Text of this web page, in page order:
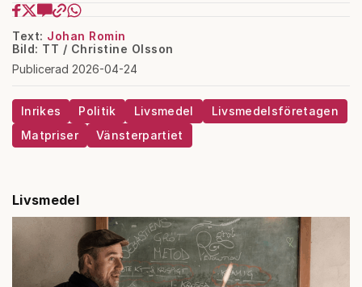
Text: Johan Romin
Bild: TT / Christine Olsson
Publicerad 2026-04-24
Inrikes Politik Livsmedel
Livsmedelsföretagen
Matpriser
Vänsterpartiet
Livsmedel